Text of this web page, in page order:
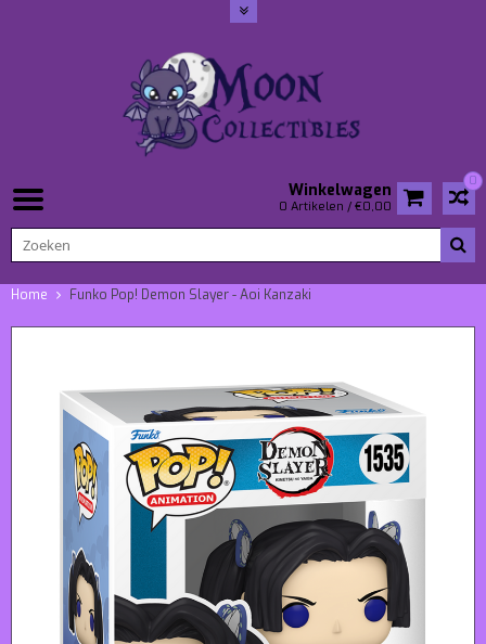
0
Winkelwagen
0 Artikelen / €0,00
Home Funko Pop! Demon Slayer - Aoi Kanzaki